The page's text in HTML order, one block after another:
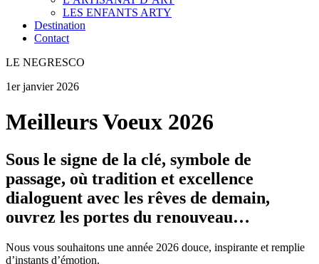
LES ENFANTS ARTY
Destination
Contact
LE NEGRESCO
1er janvier 2026
Meilleurs Voeux 2026
Sous le signe de la clé, symbole de
passage, où tradition et excellence
dialoguent avec les rêves de demain,
ouvrez les portes du renouveau…
Nous vous souhaitons une année 2026 douce, inspirante et remplie
d’instants d’émotion.